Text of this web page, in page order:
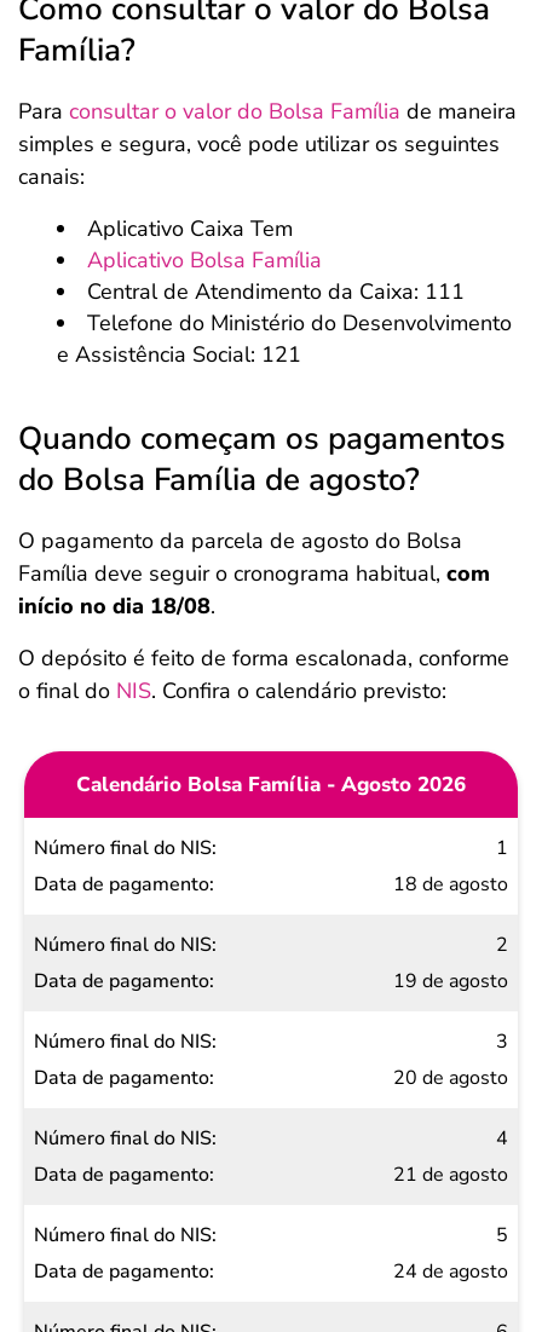
Como consultar o valor do Bolsa
Família?
Para consultar o valor do Bolsa Família de maneira
simples e segura, você pode utilizar os seguintes
canais:
Aplicativo Caixa Tem
Aplicativo Bolsa Família
Central de Atendimento da Caixa: 111
Telefone do Ministério do Desenvolvimento
e Assistência Social: 121
Quando começam os pagamentos
do Bolsa Família de agosto?
O pagamento da parcela de agosto do Bolsa
Família deve seguir o cronograma habitual, com
início no dia 18/08.
O depósito é feito de forma escalonada, conforme
o final do NIS. Confira o calendário previsto:
Calendário Bolsa Família - Agosto 2026
Número
final do
Data de
pagamento
1
18 de agosto
2
19 de agosto
3
20 de agosto
4
21 de agosto
5
24 de agosto